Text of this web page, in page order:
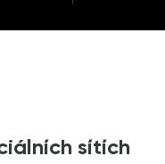
sítích